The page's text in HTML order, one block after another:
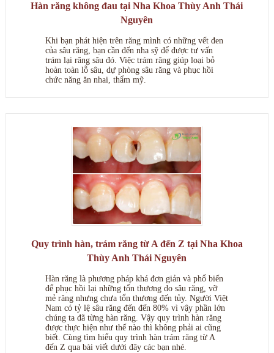
Hàn răng không đau tại Nha Khoa Thùy Anh Thái
Nguyên
Khi bạn phát hiện trên răng mình có những vết đen
của sâu răng, bạn cần đến nha sỹ để được tư vấn
trám lại răng sâu đó. Việc trám răng giúp loại bỏ
hoàn toàn lỗ sâu, dự phòng sâu răng và phục hồi
chức năng ăn nhai, thẩm mỹ.
Quy trình hàn, trám răng từ A đến Z tại Nha Khoa
Thùy Anh Thái Nguyên
Hàn răng là phương pháp khá đơn giản và phổ biến
để phục hồi lại những tổn thương do sâu răng, vỡ
mẻ răng nhưng chưa tổn thương đến tủy. Người Việt
Nam có tỷ lệ sâu răng đến đến 80% vì vậy phần lớn
chúng ta đã từng hàn răng. Vậy quy trình hàn răng
được thực hiện như thế nào thì không phải ai cũng
biết. Cùng tìm hiểu quy trình hàn trám răng từ A
đến Z qua bài viết dưới đây các bạn nhé.